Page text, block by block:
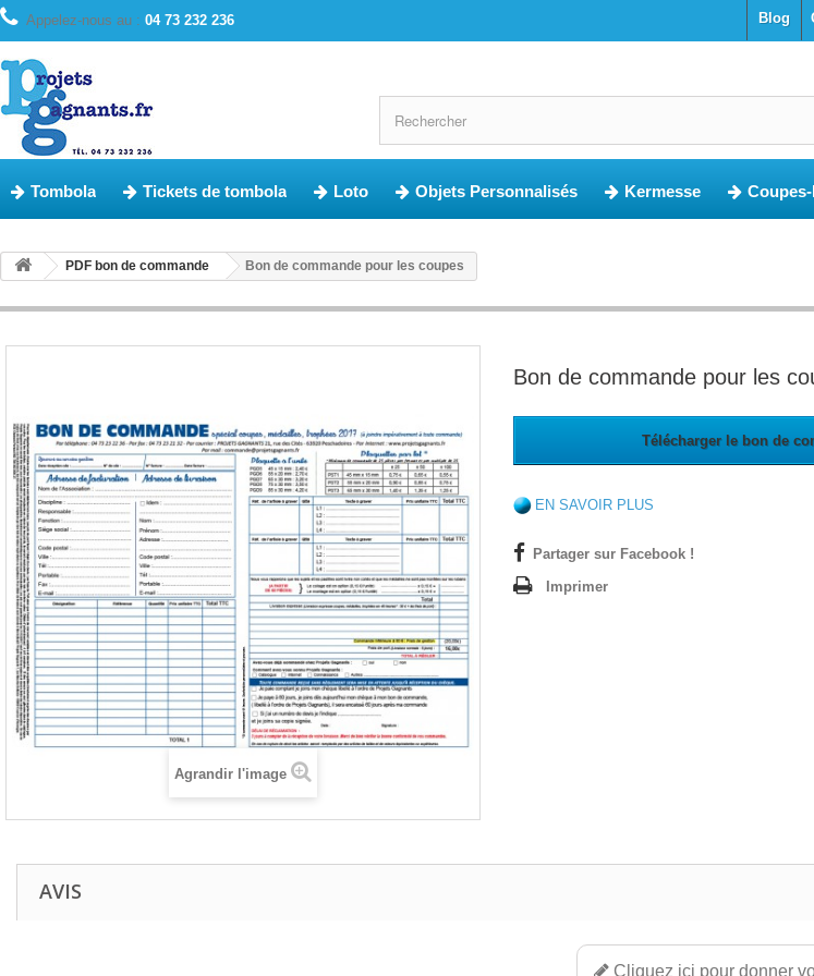
Appelez-nous au : 04 73 232 236 blog
Tombola Tickets de tombola Loto Objets Personnalisés Kermesse
PDF bon de commande Bon de commande pour les coupes
Agrandir l'image
Bon de commande pour les
Télécharger le bon de
EN SAVOIR PLUS
Partager sur Facebook !
Imprimer
AVIS
Cliquez ici pour donner